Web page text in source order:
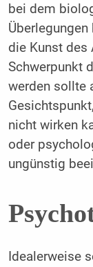
bei dem
die Kunst des
Schwerpunkt
werden sollte
nicht wirken
oder
ungünstig
Idealerweise